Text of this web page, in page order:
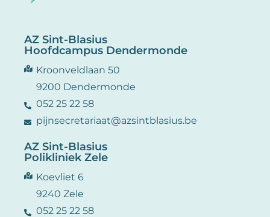
AZ Sint-Blasius
Hoofdcampus Dendermonde
Kroonveldlaan 50
9200 Dendermonde
052 25 22 58
pijnsecretariaat@azsintblasius.be
AZ Sint-Blasius
Polikliniek Zele
Koevliet 6
9240 Zele
052 25 22 58